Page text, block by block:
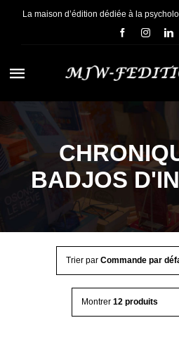
PasserLa maison d’édition dédiée à la
Navigation
à
bascule
ACCUEIL
NOUS CONNAÎTRE
CONTACT
BADJOS
Trier par Commande par
Montrer 12 produits